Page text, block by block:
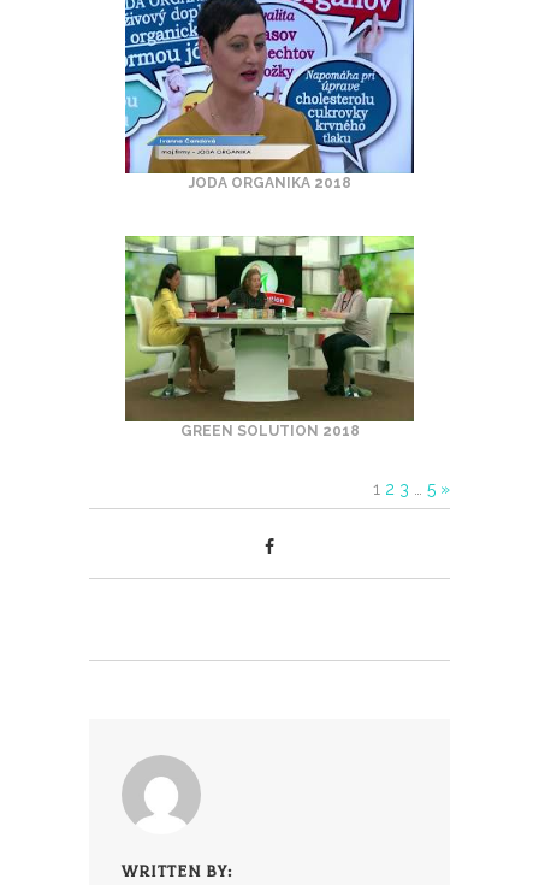
JODA ORGANIKA 2018
GREEN SOLUTION 2018
1 2 3 5 »
WRITTEN BY: